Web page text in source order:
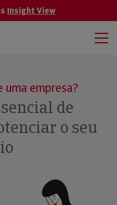
Insight View
uma empresa?
de
o seu